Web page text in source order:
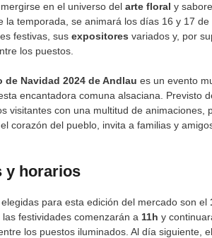
en el universo del arte floral y
la temporada, se animará los días 16 y 17
festivas, sus expositores variados y, por
los puestos.
de Navidad 2024 de Andlau es un evento
encantadora comuna alsaciana. Previsto
visitantes con una multitud de animaciones,
corazón del pueblo, invita a familias y
y horarios
para esta edición del mercado son el
las festividades comenzarán a 11h y
los puestos iluminados. Al día siguiente,